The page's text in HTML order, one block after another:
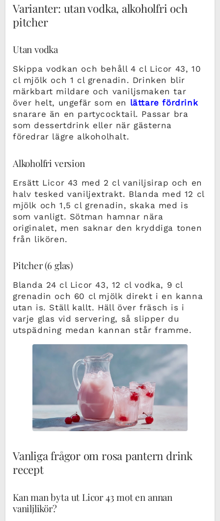
Varianter: utan vodka, alkoholfri och
pitcher
Utan vodka
Skippa vodkan och behåll 4 cl Licor 43, 10
cl mjölk och 1 cl grenadin. Drinken blir
märkbart mildare och vaniljsmaken tar
över helt, ungefär som en lättare fördrink
snarare än en partycocktail. Passar bra
som dessertdrink eller när gästerna
föredrar lägre alkoholhalt.
Alkoholfri version
Ersätt Licor 43 med 2 cl vaniljsirap och en
halv tesked vaniljextrakt. Blanda med 12 cl
mjölk och 1,5 cl grenadin, skaka med is
som vanligt. Sötman hamnar nära
originalet, men saknar den kryddiga tonen
från likören.
Pitcher (6 glas)
Blanda 24 cl Licor 43, 12 cl vodka, 9 cl
grenadin och 60 cl mjölk direkt i en kanna
utan is. Ställ kallt. Häll över fräsch is i
varje glas vid servering, så slipper du
utspädning medan kannan står framme.
Vanliga frågor om rosa pantern drink
recept
Kan man byta ut Licor 43 mot en annan
vaniljlikör?